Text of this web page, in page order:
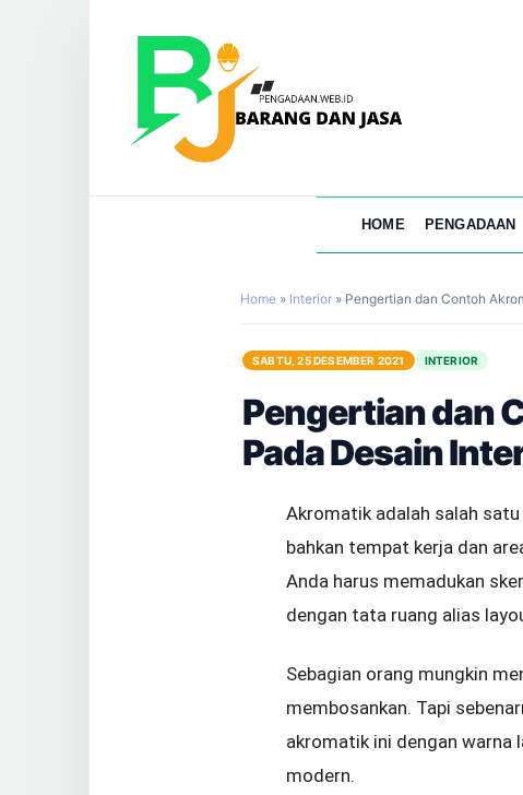
HOME PENGADAAN
Home » Interior » Pengertian dan Contoh
SABTU, 25 DESEMBER 2021 INTERIOR
Pengertian dan
Pada Desain
Akromatik adalah salah
bahkan tempat kerja dan
Anda harus memadukan
dengan tata ruang alias
Sebagian orang mungkin
membosankan. Tapi
akromatik ini dengan warna
modern.